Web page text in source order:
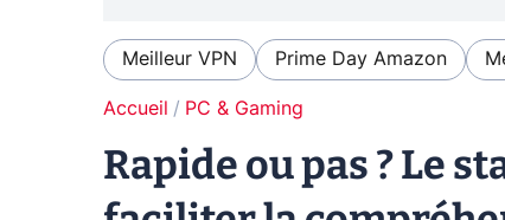
Meilleur VPN Prime Day Amazon
Accueil PC & Gaming
Rapide ou pas ? Le